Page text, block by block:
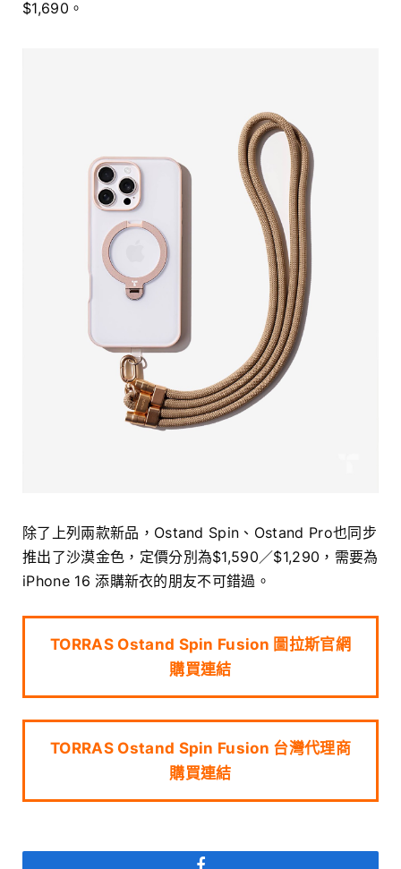
$1,690。
除了上列兩款新品，Ostand Spin、Ostand Pro也同步
推出了沙漠金色，定價分別為$1,590／$1,290，需要為
iPhone 16 添購新衣的朋友不可錯過。
TORRAS Ostand Spin Fusion 圖拉斯官網
購買連結
TORRAS Ostand Spin Fusion 台灣代理商
購買連結